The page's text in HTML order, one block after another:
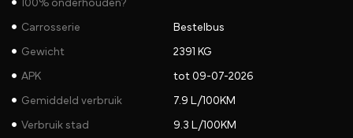
100% onderhouden?
Carrosserie Bestelbus
Gewicht 2391 KG
APK tot 09-07-2026
Gemiddeld verbruik 7.9 L/100KM
Verbruik stad 9.3 L/100KM